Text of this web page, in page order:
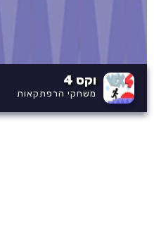
וקס 4
משחקי הרפתקאות